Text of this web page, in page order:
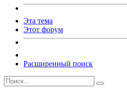
Эта тема
Этот форум
Расширенный поиск